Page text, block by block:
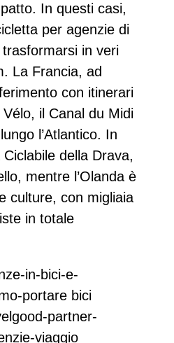
In questi casi,
per agenzie di
in veri
La Francia, ad
con itinerari
Vélo, il Canal du Midi
lungo l’Atlantico. In
Ciclabile della Drava,
mentre l’Olanda è
culture, con migliaia
in totale